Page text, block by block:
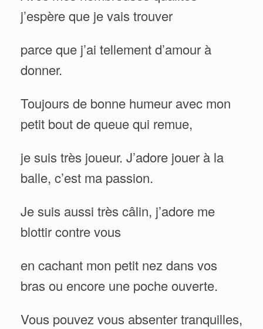
j’espère que je vais trouver
parce que j’ai tellement d’amour à
donner.
Toujours de bonne humeur avec mon
petit bout de queue qui remue,
je suis très joueur. J’adore jouer à la
balle, c’est ma passion.
Je suis aussi très câlin, j’adore me
blottir contre vous
en cachant mon petit nez dans vos
bras ou encore une poche ouverte.
Vous pouvez vous absenter tranquilles,